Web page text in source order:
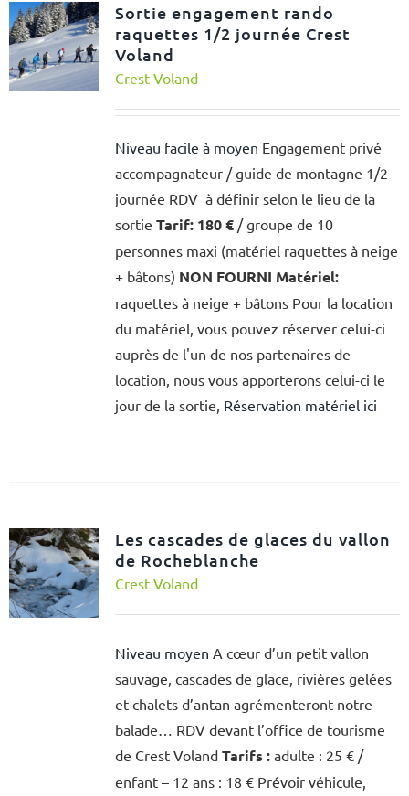
Sortie engagement rando
raquettes 1/2 journée Crest
Voland
Crest Voland
Niveau facile à moyen Engagement privé
accompagnateur / guide de montagne 1/2
journée RDV à définir selon le lieu de la
sortie Tarif: 180 €/ groupe de 10
personnes maxi (matériel raquettes à neige
+ bâtons) NON FOURNI Matériel:
raquettes à neige + bâtons Pour la location
du matériel, vous pouvez réserver celui-ci
auprès de l'un de nos partenaires de
location, nous vous apporterons celui-ci le
jour de la sortie, Réservation matériel ici
Les cascades de glaces du vallon
de Rocheblanche
Crest Voland
Niveau moyen A cœur d’un petit vallon
sauvage, cascades de glace, rivières gelées
et chalets d’antan agrémenteront notre
balade… RDV devant l’office de tourisme
de Crest Voland Tarifs :adulte : 25 € /
enfant – 12 ans : 18 € Prévoir véhicule,